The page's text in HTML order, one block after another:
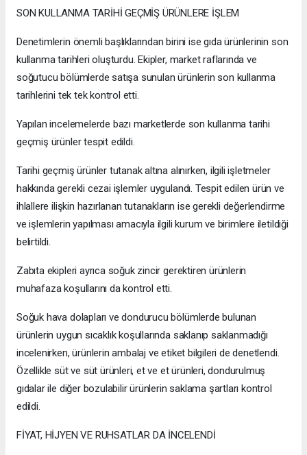
SON KULLANMA TARİHİ GEÇMİŞ ÜRÜNLERE İŞLEM
Denetimlerin önemli başlıklarından birini ise gıda ürünlerinin son
kullanma tarihleri oluşturdu. Ekipler, market raflarında ve
soğutucu bölümlerde satışa sunulan ürünlerin son kullanma
tarihlerini tek tek kontrol etti.
Yapılan incelemelerde bazı marketlerde son kullanma tarihi
geçmiş ürünler tespit edildi.
Tarihi geçmiş ürünler tutanak altına alınırken, ilgili işletmeler
hakkında gerekli cezai işlemler uygulandı. Tespit edilen ürün ve
ihlallere ilişkin hazırlanan tutanakların ise gerekli değerlendirme
ve işlemlerin yapılması amacıyla ilgili kurum ve birimlere iletildiği
belirtildi.
Zabıta ekipleri ayrıca soğuk zincir gerektiren ürünlerin
muhafaza koşullarını da kontrol etti.
Soğuk hava dolapları ve dondurucu bölümlerde bulunan
ürünlerin uygun sıcaklık koşullarında saklanıp saklanmadığı
incelenirken, ürünlerin ambalaj ve etiket bilgileri de denetlendi.
Özellikle süt ve süt ürünleri, et ve et ürünleri, dondurulmuş
gıdalar ile diğer bozulabilir ürünlerin saklama şartları kontrol
edildi.
FİYAT, HİJYEN VE RUHSATLAR DA İNCELENDİ